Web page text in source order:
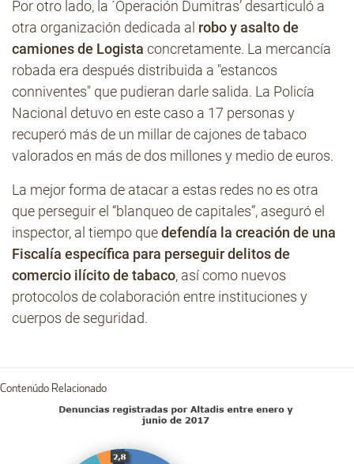
Por otro lado, la ´Operación Dumitras’ desarticuló a
otra organización dedicada al robo y asalto de
camiones de Logista concretamente. La mercancía
robada era después distribuida a "estancos
conniventes" que pudieran darle salida. La Policía
Nacional detuvo en este caso a 17 personas y
recuperó más de un millar de cajones de tabaco
valorados en más de dos millones y medio de euros.
La mejor forma de atacar a estas redes no es otra
que perseguir el “blanqueo de capitales”, aseguró el
inspector, al tiempo quedefendía la creación de una
Fiscalía específica para perseguir delitos de
comercio ilícito de tabaco, así como nuevos
protocolos de colaboración entre instituciones y
cuerpos de seguridad.
Contenúdo Relacionado